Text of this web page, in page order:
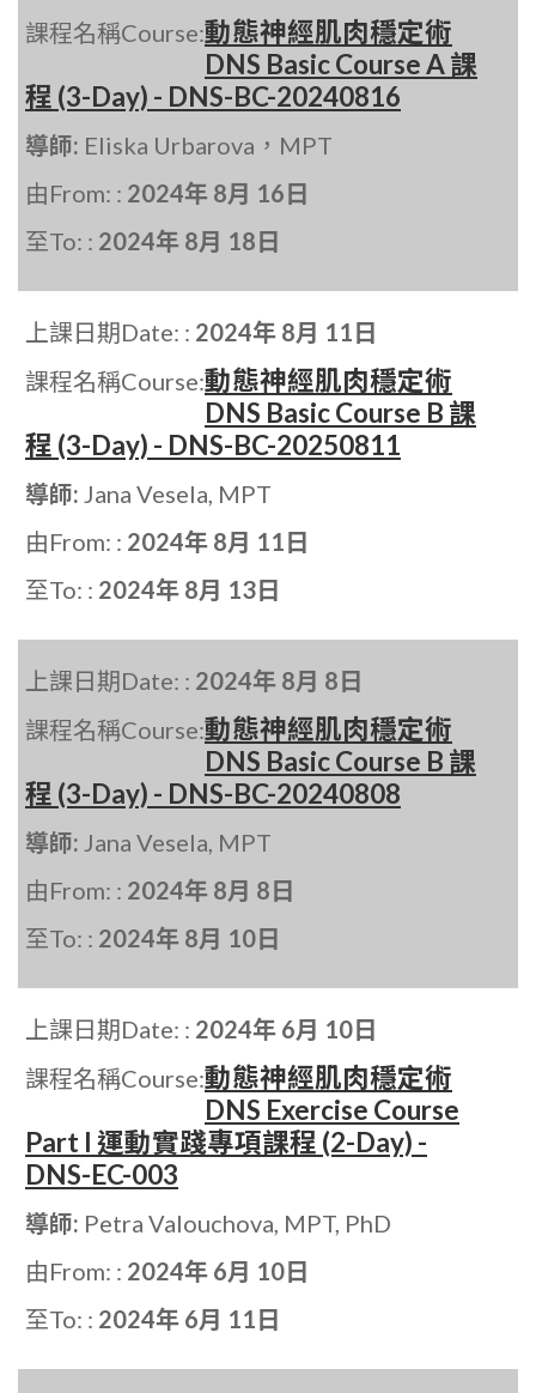
課程名稱Course:動態神經肌肉穩定術
DNS Basic Course A 課
程 (3-Day) - DNS-BC-20240816
導師: Eliska Urbarova，MPT
由From: : 2024年 8月 16日
至To: : 2024年 8月 18日
上課日期Date: : 2024年 8月 11日
課程名稱Course:動態神經肌肉穩定術
DNS Basic Course B 課
程 (3-Day) - DNS-BC-20250811
導師: Jana Vesela, MPT
由From: : 2024年 8月 11日
至To: : 2024年 8月 13日
上課日期Date: : 2024年 8月 8日
課程名稱Course:動態神經肌肉穩定術
DNS Basic Course B 課
程 (3-Day) - DNS-BC-20240808
導師: Jana Vesela, MPT
由From: : 2024年 8月 8日
至To: : 2024年 8月 10日
上課日期Date: : 2024年 6月 10日
課程名稱Course:動態神經肌肉穩定術
DNS Exercise Course
Part I 運動實踐專項課程 (2-Day) -
DNS-EC-003
導師: Petra Valouchova, MPT, PhD
由From: : 2024年 6月 10日
至To: : 2024年 6月 11日